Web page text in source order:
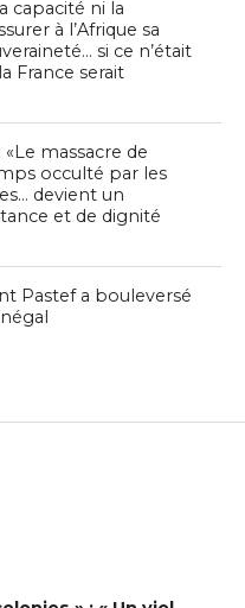
capacité ni la
à l’Afrique sa
si ce n’était
France serait
massacre de
occulté par les
devient un
et de dignité
Pastef a bouleversé